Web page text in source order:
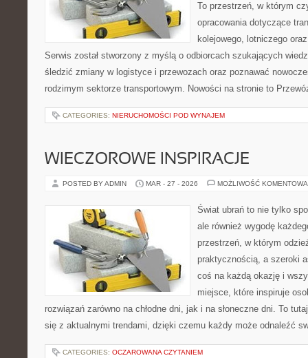
To przestrzeń, w którym
opracowania dotyczące
kolejowego, lotniczego
Serwis został stworzony z myślą o odbiorcach szukających
śledzić zmiany w logistyce i przewozach oraz poznawać
rodzimym sektorze transportowym. Nowości na stronie to
CATEGORIES: NIERUCHOMOŚCI POD WYNAJEM
WIECZOROWE INSPIRACJE
POSTED BY ADMIN MAR - 27 - 2026 MOŻLIWOŚĆ
Świat ubrań to nie tylko
ale również wygodę
przestrzeń, w którym
praktycznością, a szeroki
coś na każdą okazję i
miejsce, które inspiruje
rozwiązań zarówno na chłodne dni, jak i na słoneczne dni. To
się z aktualnymi trendami, dzięki czemu każdy może odnaleźć
CATEGORIES: OCZAROWANA CZYTANIEM